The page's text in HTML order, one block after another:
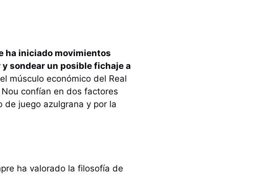
ha iniciado movimientos
sondear un posible fichaje a
músculo económico del Real
confían en dos factores
juego azulgrana y por la
ha valorado la filosofía de